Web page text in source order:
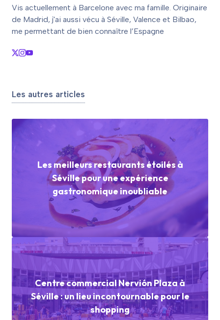
Vis actuellement à Barcelone avec ma famille. Originaire
de Madrid, j'ai aussi vécu à Séville, Valence et Bilbao,
me permettant de bien connaître l’Espagne
Les autres articles
Les meilleurs restaurants étoilés à
Séville pour une expérience
gastronomique inoubliable
Centre commercial Nervión Plaza à
Séville : un lieu incontournable pour le
shopping